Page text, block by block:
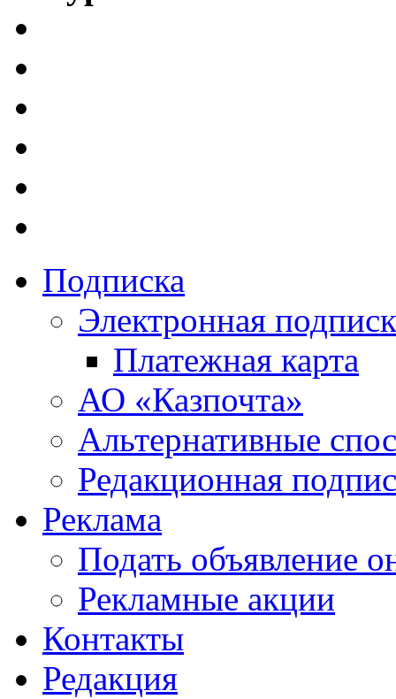
Подписка
Электронная
Платежная карта
АО «Казпочта»
Альтернативные
Редакционная
Реклама
Подать объявление
Рекламные акции
Контакты
Редакция